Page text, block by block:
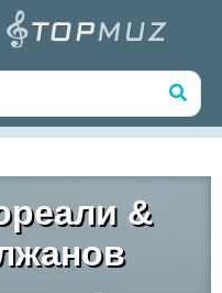
&